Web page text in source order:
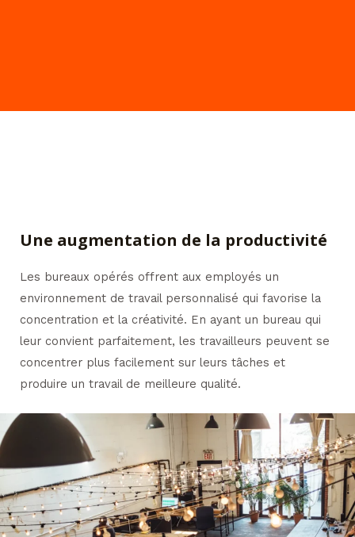
Une augmentation de la productivité
Les bureaux opérés offrent aux employés un
environnement de travail personnalisé qui favorise la
concentration et la créativité. En ayant un bureau qui
leur convient parfaitement, les travailleurs peuvent se
concentrer plus facilement sur leurs tâches et
produire un travail de meilleure qualité.